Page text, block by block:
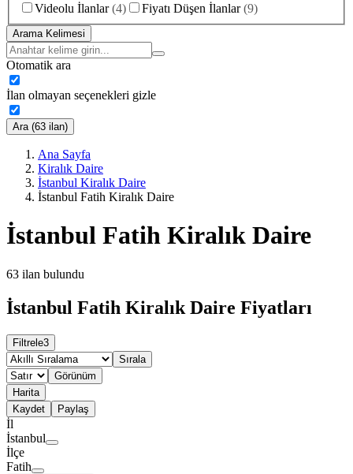
Videolu İlanlar (4) Fiyatı Düşen İlanlar (9)
Arama Kelimesi
Otomatik ara
İlan olmayan seçenekleri gizle
Ara (63 ilan)
Ana Sayfa
Kiralık Daire
İstanbul Kiralık Daire
İstanbul Fatih Kiralık Daire
İstanbul Fatih Kiralık Daire
63 ilan bulundu
İstanbul Fatih Kiralık Daire Fiyatları
Filtrele3
Sırala
Görünüm
Harita
Kaydet
Paylaş
İl
İstanbul
İlçe
Fatih